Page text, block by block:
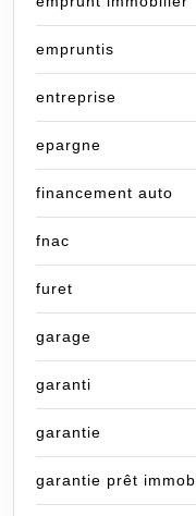
empruntis
entreprise
epargne
financement auto
fnac
furet
garage
garanti
garantie
garantie prêt